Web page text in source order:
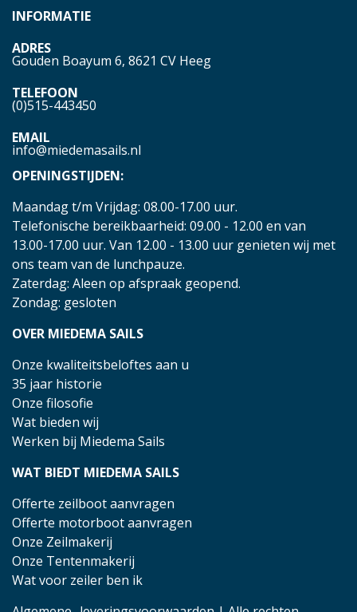
INFORMATIE
ADRES
Gouden Boayum 6, 8621 CV Heeg
TELEFOON
(0)515-443450
EMAIL
info@miedemasails.nl
OPENINGSTIJDEN:
Maandag t/m Vrijdag: 08.00-17.00 uur.
Telefonische bereikbaarheid: 09.00 - 12.00 en van
13.00-17.00 uur. Van 12.00 - 13.00 uur genieten wij met
ons team van de lunchpauze.
Zaterdag: Aleen op afspraak geopend.
Zondag: gesloten
OVER MIEDEMA SAILS
Onze kwaliteitsbeloftes aan u
35 jaar historie
Onze filosofie
Wat bieden wij
Werken bij Miedema Sails
WAT BIEDT MIEDEMA SAILS
Offerte zeilboot aanvragen
Offerte motorboot aanvragen
Onze Zeilmakerij
Onze Tentenmakerij
Wat voor zeiler ben ik